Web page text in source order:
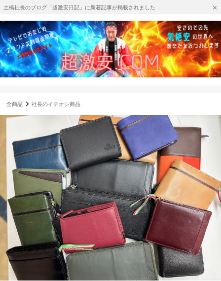
土橋社長のブログ「超激安日記」に新着記事が掲載されました
全商品 社長のイチオシ商品